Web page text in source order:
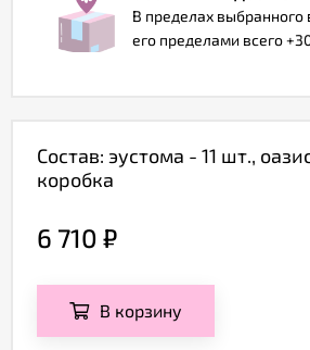
В пределах выбранного
его пределами всего
Состав: эустома - 11 шт.,
коробка
6 710 ₽
В корзину